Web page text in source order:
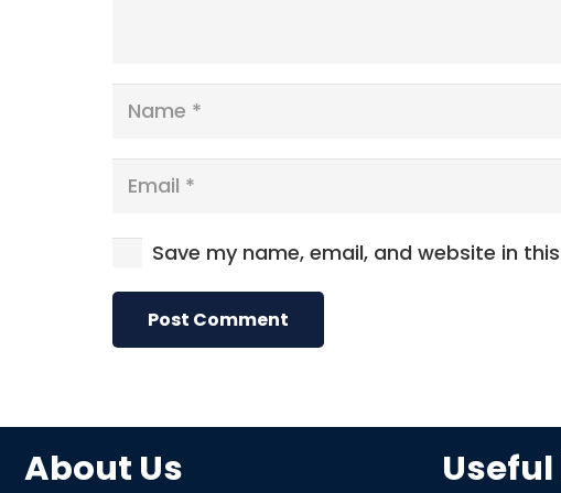
Save my name, email, and website in
Post Comment
About Us